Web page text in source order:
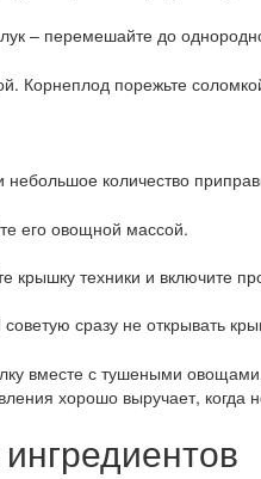
– перемешайте до
Корнеплод порежьте
количество
его овощной массой.
крышку техники и включите
советую сразу не открывать
вместе с тушеными
хорошо выручает, когда